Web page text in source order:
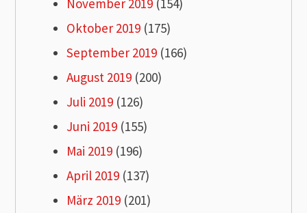
November 2019 (154)
Oktober 2019 (175)
September 2019 (166)
August 2019 (200)
Juli 2019 (126)
Juni 2019 (155)
Mai 2019 (196)
April 2019 (137)
März 2019 (201)